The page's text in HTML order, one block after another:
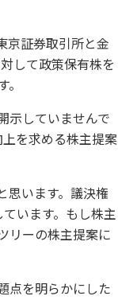
京証券取引所と金
して政策保有株を
示していませんで
を求める株主提案
思います。議決権
います。もし株主
リーの株主提案に
点を明らかにした